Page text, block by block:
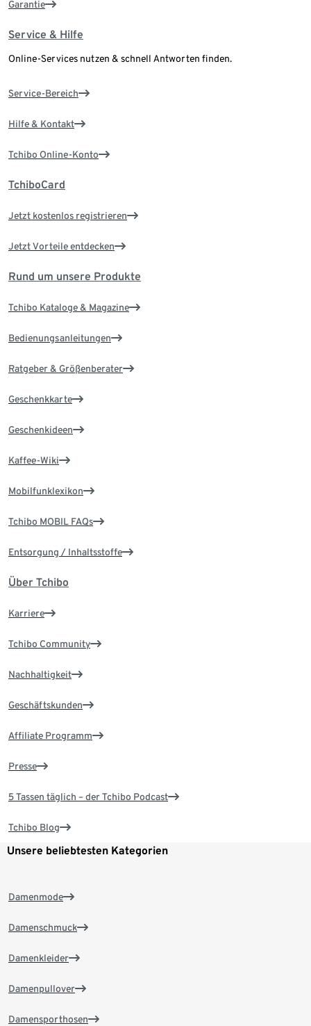
Garantie
Service & Hilfe
Online-Services nutzen & schnell Antworten finden.
Service-Bereich
Hilfe & Kontakt
Tchibo Online-Konto
TchiboCard
Jetzt kostenlos registrieren
Jetzt Vorteile entdecken
Rund um unsere Produkte
Tchibo Kataloge & Magazine
Bedienungsanleitungen
Ratgeber & Größenberater
Geschenkkarte
Geschenkideen
Kaffee-Wiki
Mobilfunklexikon
Tchibo MOBIL FAQs
Entsorgung / Inhaltsstoffe
Über Tchibo
Karriere
Tchibo Community
Nachhaltigkeit
Geschäftskunden
Affiliate Programm
Presse
5 Tassen täglich – der Tchibo Podcast
Tchibo Blog
Unsere beliebtesten Kategorien
Damenmode
Damenschmuck
Damenkleider
Damenpullover
Damensporthosen